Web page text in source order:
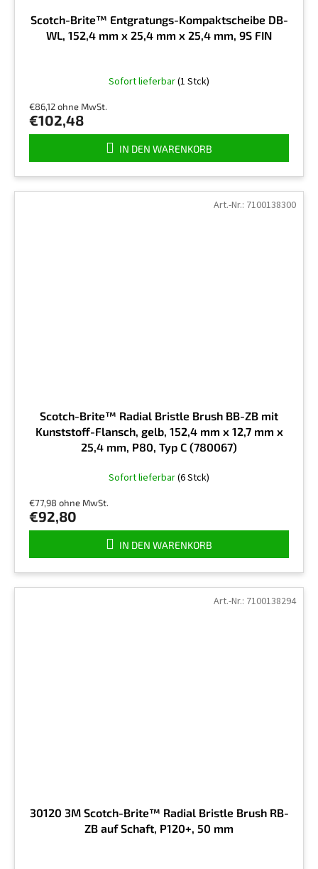
Scotch-Brite™ Entgratungs-Kompaktscheibe DB-
WL, 152,4 mm x 25,4 mm x 25,4 mm, 9S FIN
Sofort lieferbar(1 Stck)
€86,12 ohne MwSt.
€102,48
IN DEN WARENKORB
Scotch-Brite™ Radial Bristle Brush BB-ZB mit
Kunststoff-Flansch, gelb, 152,4 mm x 12,7 mm x
25,4 mm, P80, Typ C (780067)
Sofort lieferbar(6 Stck)
€77,98 ohne MwSt.
€92,80
IN DEN WARENKORB
Art.-Nr.: 7100138300
30120 3M Scotch-Brite™ Radial Bristle Brush RB-
ZB auf Schaft, P120+, 50 mm
Art.-Nr.: 7100138294